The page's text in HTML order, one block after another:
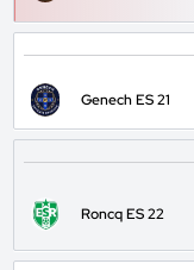
Genech ES 21
Roncq ES 22